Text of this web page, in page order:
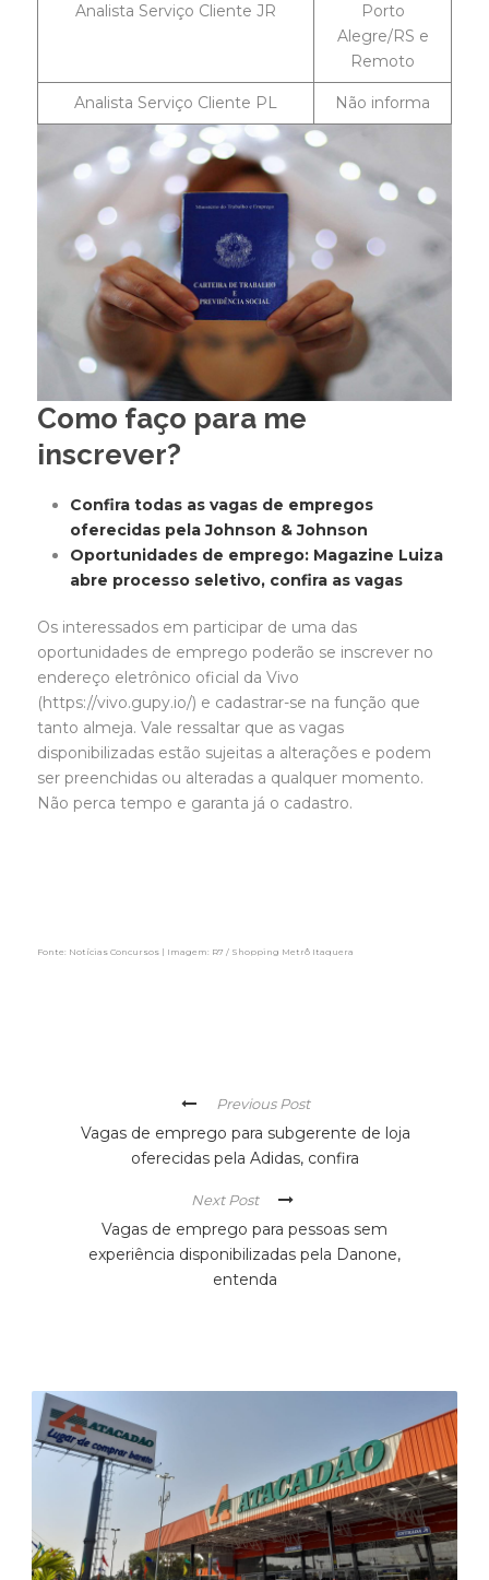
Analista Serviço Cliente JR
Porto
Alegre/RS e
Remoto
Analista Serviço Cliente PL Não informa
Como faço para me
inscrever?
Confira todas as vagas de empregos
oferecidas pela Johnson & Johnson
Oportunidades de emprego: Magazine Luiza
abre processo seletivo, confira as vagas
Os interessados em participar de uma das
oportunidades de emprego poderão se inscrever no
endereço eletrônico oficial da Vivo
(https://vivo.gupy.io/) e cadastrar-se na função que
tanto almeja. Vale ressaltar que as vagas
disponibilizadas estão sujeitas a alterações e podem
ser preenchidas ou alteradas a qualquer momento.
Não perca tempo e garanta já o cadastro.
Fonte: Notícias Concursos | Imagem: R7 / Shopping Metrô Itaquera
Previous Post
Vagas de emprego para subgerente de loja
oferecidas pela Adidas, confira
Next Post
Vagas de emprego para pessoas sem
experiência disponibilizadas pela Danone,
entenda